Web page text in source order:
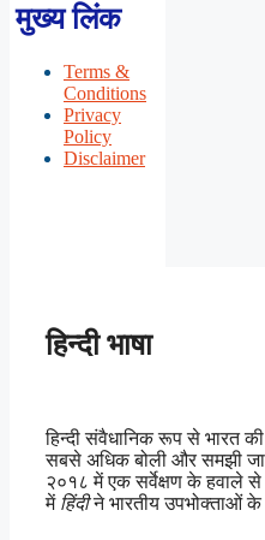
मुख्य लिंक
Terms &
Conditions
Privacy
Policy
Disclaimer
हिन्दी भाषा
हिन्दी संवैधानिक रूप से भारत
सबसे अधिक बोली और समझी
२०१८ में एक सर्वेक्षण के हवाले
में हिंदीने भारतीय उपभोक्ताओं